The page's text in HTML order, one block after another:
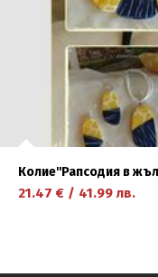
Колие''Рапсодия в
21.47 € / 41.99 лв.